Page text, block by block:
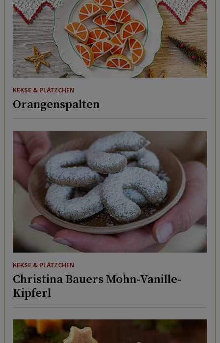
KEKSE & PLÄTZCHEN
Orangenspalten
KEKSE & PLÄTZCHEN
Christina Bauers Mohn-Vanille-
Kipferl